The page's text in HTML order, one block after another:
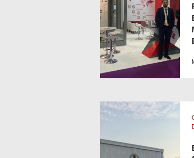
NUESTRA